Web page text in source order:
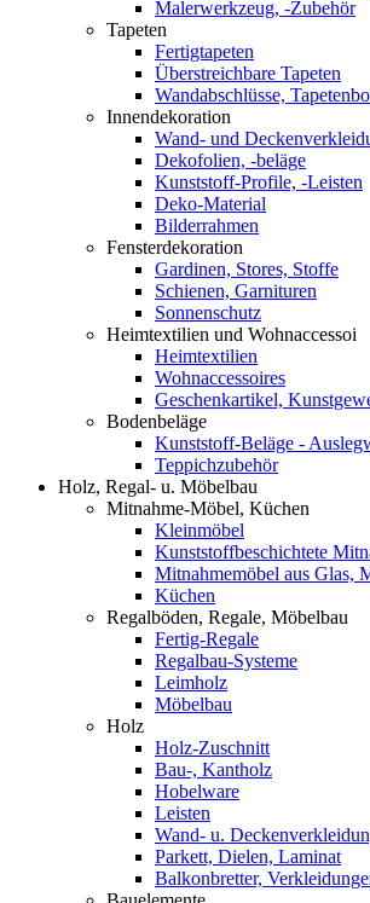
Malerwerkzeug, -Zubehör
Tapeten
Fertigtapeten
Überstreichbare Tapeten
Wandabschlüsse,
Innendekoration
Wand- und
Dekofolien, -beläge
Kunststoff-Profile, -Leisten
Deko-Material
Bilderrahmen
Fensterdekoration
Gardinen, Stores, Stoffe
Schienen, Garnituren
Sonnenschutz
Heimtextilien und Wohnaccessoi
Heimtextilien
Wohnaccessoires
Geschenkartikel,
Bodenbeläge
Kunststoff-Beläge -
Teppichzubehör
Holz, Regal- u. Möbelbau
Mitnahme-Möbel, Küchen
Kleinmöbel
Kunststoffbeschichtete
Mitnahmemöbel aus Glas,
Küchen
Regalböden, Regale, Möbelbau
Fertig-Regale
Regalbau-Systeme
Leimholz
Möbelbau
Holz
Holz-Zuschnitt
Bau-, Kantholz
Hobelware
Leisten
Wand- u.
Parkett, Dielen, Laminat
Balkonbretter,